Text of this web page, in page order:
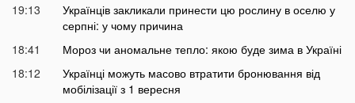
19:13
Українців закликали принести цю рослину в оселю у
серпні: у чому причина
18:41
Мороз чи аномальне тепло: якою буде зима в Україні
18:12
Українці можуть масово втратити бронювання від
мобілізації з 1 вересня